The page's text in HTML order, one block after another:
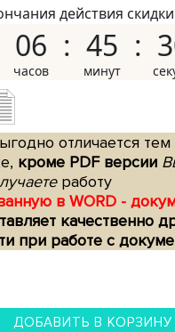
действия скидки
06 45
отличается тем
кроме PDF версии
работу
в WORD -
качественно
при работе с
ДОБАВИТЬ В КОРЗИНУ